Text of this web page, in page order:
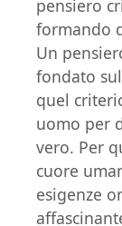
pensiero
formando
Un
fondato
quel
uomo per
vero. Per
cuore
esigenze